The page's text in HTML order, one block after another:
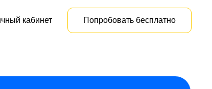
кабинет Попробовать бесплатно